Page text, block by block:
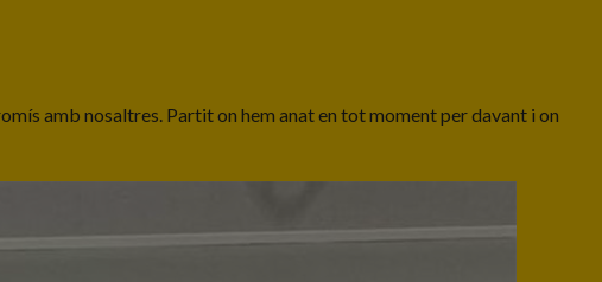
amb nosaltres. Partit on hem anat en tot moment per davant i on